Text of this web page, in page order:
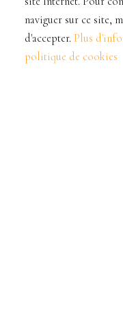
naviguer sur ce site,
d'accepter. Plus
politique de cookies